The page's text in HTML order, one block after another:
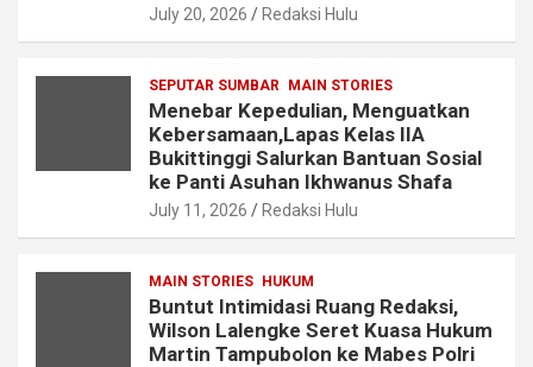
July 20, 2026 Redaksi Hulu
SEPUTAR SUMBAR MAIN STORIES
Menebar Kepedulian, Menguatkan
Kebersamaan,Lapas Kelas IIA
Bukittinggi Salurkan Bantuan Sosial
ke Panti Asuhan Ikhwanus Shafa
July 11, 2026 Redaksi Hulu
MAIN STORIES HUKUM
Buntut Intimidasi Ruang Redaksi,
Wilson Lalengke Seret Kuasa Hukum
Martin Tampubolon ke Mabes Polri